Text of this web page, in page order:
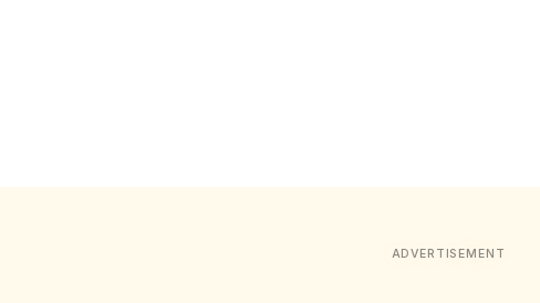
ADVERTISEMENT